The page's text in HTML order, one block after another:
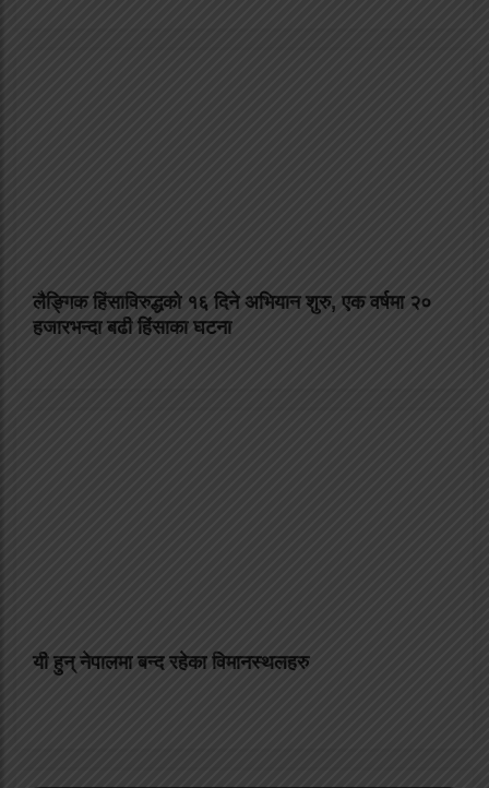
लैङ्गिक हिंसाविरुद्धको १६ दिने अभियान शुरु, एक वर्षमा २०
हजारभन्दा बढी हिंसाका घटना
यी हुन् नेपालमा बन्द रहेका विमानस्थलहरु